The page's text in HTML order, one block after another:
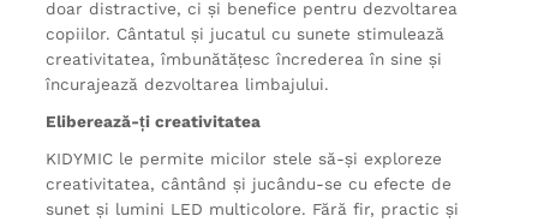
doar distractive, ci și benefice pentru dezvoltarea
copiilor. Cântatul și jucatul cu sunete stimulează
creativitatea, îmbunătățesc încrederea în sine și
încurajează dezvoltarea limbajului.
Eliberează-ți creativitatea
KIDYMIC le permite micilor stele să-și exploreze
creativitatea, cântând și jucându-se cu efecte de
sunet și lumini LED multicolore. Fără fir, practic și